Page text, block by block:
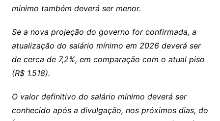
mínimo também deverá ser menor.
Se a nova projeção do governo for confirmada, a
atualização do salário mínimo em 2026 deverá ser
de cerca de 7,2%, em comparação com o atual piso
(R$ 1.518).
O valor definitivo do salário mínimo deverá ser
conhecido após a divulgação, nos próximos dias, do